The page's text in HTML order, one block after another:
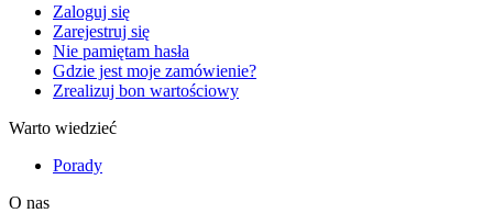
Zaloguj się
Zarejestruj się
Nie pamiętam hasła
Gdzie jest moje zamówienie?
Zrealizuj bon wartościowy
Warto wiedzieć
Porady
O nas